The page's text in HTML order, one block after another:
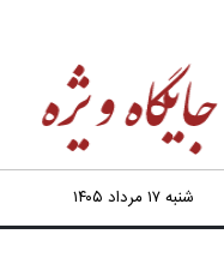
شنبه ۱۷ مرداد ۱۴۰۵